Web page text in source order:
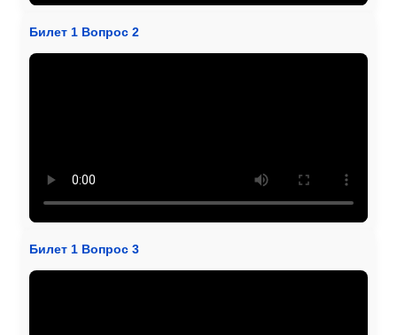
Билет 1 Вопрос 2
Билет 1 Вопрос 3